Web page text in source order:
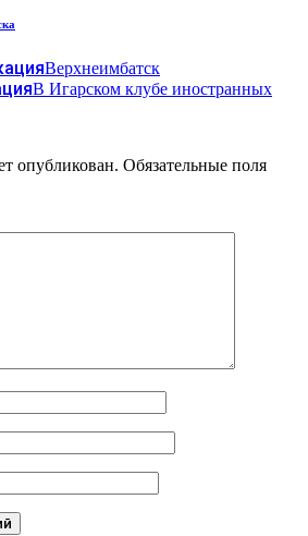
Верхнеимбатск
В Игарском клубе иностранных
опубликован. Обязательные поля